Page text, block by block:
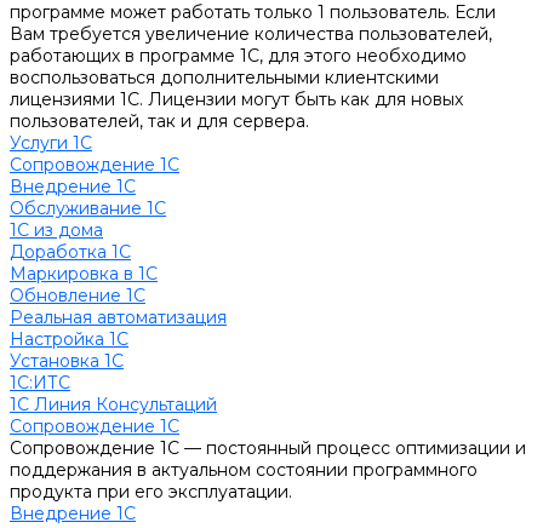
программе может работать только 1 пользователь. Если
Вам требуется увеличение количества пользователей,
работающих в программе 1С, для этого необходимо
воспользоваться дополнительными клиентскими
лицензиями 1С. Лицензии могут быть как для новых
пользователей, так и для сервера.
Услуги 1С
Сопровождение 1С
Внедрение 1С
Обслуживание 1С
1С из дома
Доработка 1С
Маркировка в 1С
Обновление 1С
Реальная автоматизация
Настройка 1С
Установка 1С
1С:ИТС
1С Линия Консультаций
Сопровождение 1С
Сопровождение 1С — постоянный процесс оптимизации и
поддержания в актуальном состоянии программного
продукта при его эксплуатации.
Внедрение 1С